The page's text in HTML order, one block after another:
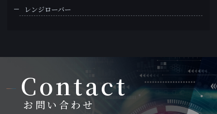
レンジローバー
Contact
お問い合わせ